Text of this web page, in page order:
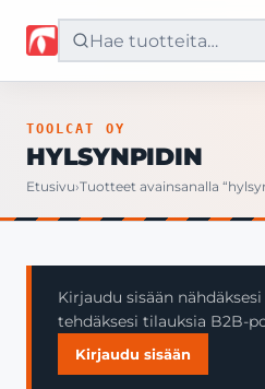
Etusivu
Yritys
Yhteystiedot
TOOLCAT OY
HYLSYNPIDIN
Etusivu›Tuotteet avainsanalla
Kirjaudu sisään nähdäksesi
tehdäksesi tilauksia B2B-
Kirjaudu sisään